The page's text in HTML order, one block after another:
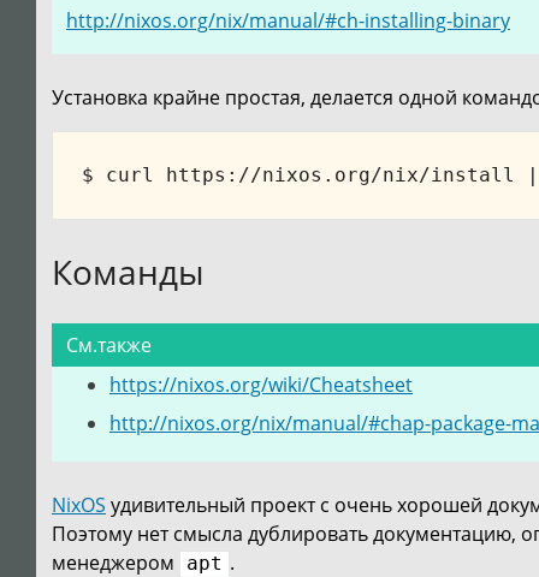
http://nixos.org/nix/manual/#ch-installing-binary
Установка крайне простая, делается одной
$ curl https://nixos.org/nix/install |
Команды
См.также
https://nixos.org/wiki/Cheatsheet
http://nixos.org/nix/manual/#chap-package-
NixOS удивительный проект с очень хорошей
Поэтому нет смысла дублировать
менеджером
apt .